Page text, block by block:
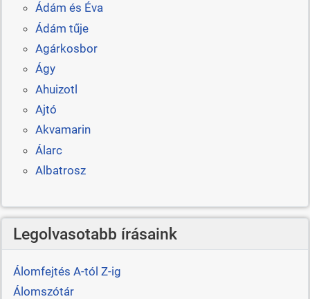
Ádám és Éva
Ádám tűje
Agárkosbor
Ágy
Ahuizotl
Ajtó
Akvamarin
Álarc
Albatrosz
Legolvasotabb írásaink
Álomfejtés A-tól Z-ig
Álomszótár